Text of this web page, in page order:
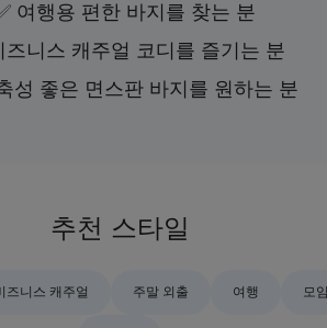
여행용 편한 바지를 찾는 분
즈니스 캐주얼 코디를 즐기는 분
성 좋은 면스판 바지를 원하는 분
추천 스타일
즈니스 캐주얼 주말 외출 여행 모